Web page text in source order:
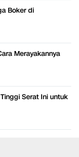
Boker di
Merayakannya
Serat Ini untuk